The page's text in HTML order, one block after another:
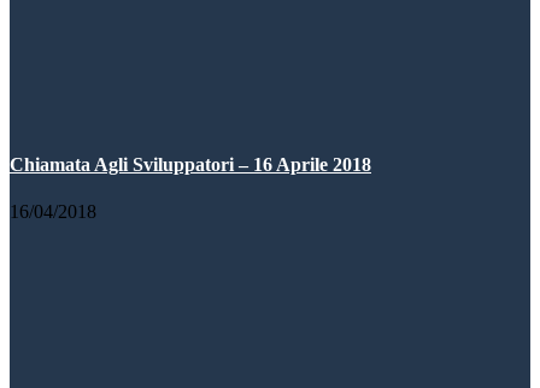
Chiamata Agli Sviluppatori – 16 Aprile 2018
16/04/2018